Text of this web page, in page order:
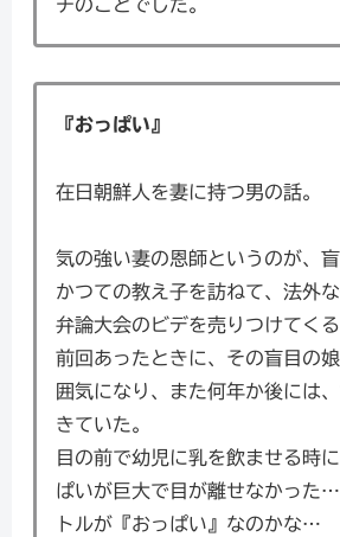
チのことでした。
『おっぱい』
在日朝鮮人を妻に持つ男の話。
気の強い妻の恩師というのが、
かつての教え子を訪ねて、法外
弁論大会のビデを売りつけてくる
前回あったときに、その盲目の
囲気になり、また何年か後には
きていた。
目の前で幼児に乳を飲ませる時
ぱいが巨大で目が離せなかった
トルが『おっぱい』なのかな…